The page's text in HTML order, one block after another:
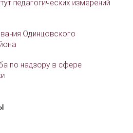
педагогических измерений
Одинцовского
по надзору в сфере